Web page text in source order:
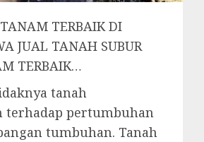
TERBAIK DI
JUAL TANAH SUBUR
TERBAIK…
tanah
terhadap pertumbuhan
tumbuhan. Tanah